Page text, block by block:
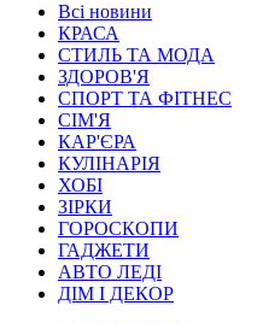
Всі новини
КРАСА
СТИЛЬ ТА МОДА
ЗДОРОВ'Я
СПОРТ ТА ФІТНЕС
СІМ'Я
КАР'ЄРА
КУЛІНАРІЯ
ХОБІ
ЗІРКИ
ГОРОСКОПИ
ГАДЖЕТИ
АВТО ЛЕДІ
ДІМ І ДЕКОР